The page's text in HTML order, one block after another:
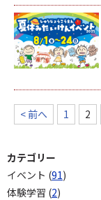
< 前へ 1 2
カテゴリー
イベント (91)
体験学習 (2)